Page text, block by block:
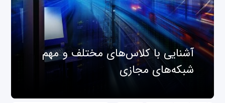
آشنایی با کلاس‌های مختلف و مهم
شبکه‌های مجازی